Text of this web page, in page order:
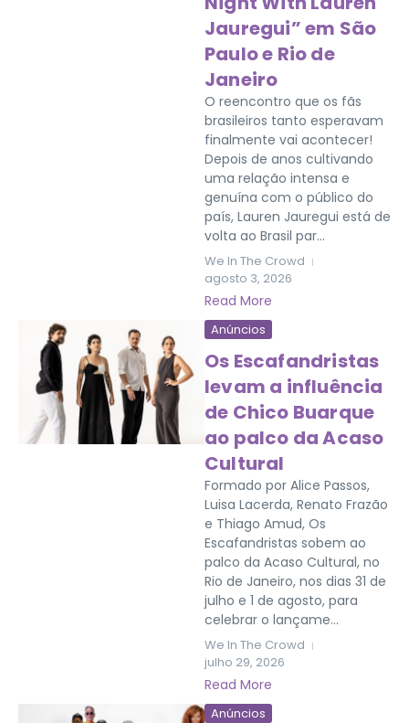
Jauregui” em São
Paulo e Rio de
Janeiro
O reencontro que os fãs
brasileiros tanto esperavam
finalmente vai acontecer!
Depois de anos cultivando
uma relação intensa e
genuína com o público do
país, Lauren Jauregui está de
volta ao Brasil par...
We In The Crowd
agosto 3, 2026
Read More
Anúncios
Os Escafandristas
levam a influência
de Chico Buarque
ao palco da Acaso
Cultural
Formado por Alice Passos,
Luisa Lacerda, Renato Frazão
e Thiago Amud, Os
Escafandristas sobem ao
palco da Acaso Cultural, no
Rio de Janeiro, nos dias 31 de
julho e 1 de agosto, para
celebrar o lançame...
We In The Crowd
julho 29, 2026
Read More
Anúncios